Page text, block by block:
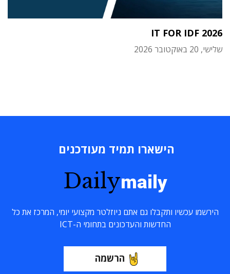
IT FOR IDF 2026
שלישי, 20 באוקטובר 2026
הישארו תמיד מעודכנים
Dailymaily
הירשמו עכשיו ותקבלו גם אתם ניוזלטר מקצועי יומי, המרכז את כל
החדשות והעדכונים בתחומי ה-ICT
הרשמה